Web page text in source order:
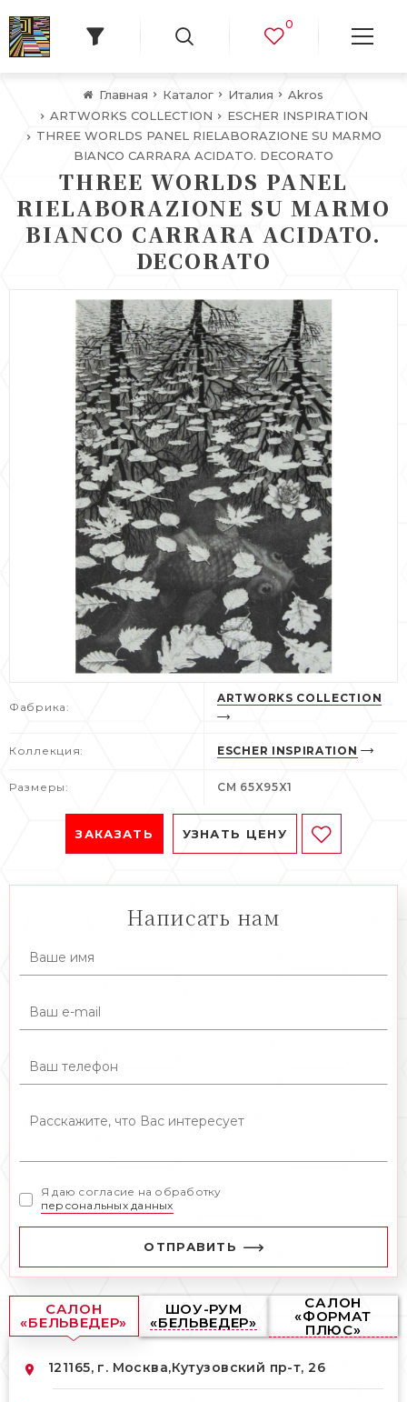
0
Главная Каталог Италия
Akros
ARTWORKS COLLECTION
ESCHER INSPIRATION
THREE WORLDS PANEL RIELABORAZIONE SU MARMO
BIANCO CARRARA ACIDATO. DECORATO
THREE WORLDS PANEL
RIELABORAZIONE SU MARMO
BIANCO CARRARA ACIDATO.
DECORATO
Фабрика:
ARTWORKS COLLECTION
Коллекция: ESCHER INSPIRATION
Размеры: CM 65X95X1
ЗАКАЗАТЬ УЗНАТЬ ЦЕНУ
Написать нам
Я даю согласие на обработку
персональных данных
ОТПРАВИТЬ
САЛОН
«БЕЛЬВЕДЕР»
ШОУ-РУМ
«БЕЛЬВЕДЕР»
САЛОН
«ФОРМАТ
ПЛЮС»
121165, г. Москва,Кутузовский пр-т, 26